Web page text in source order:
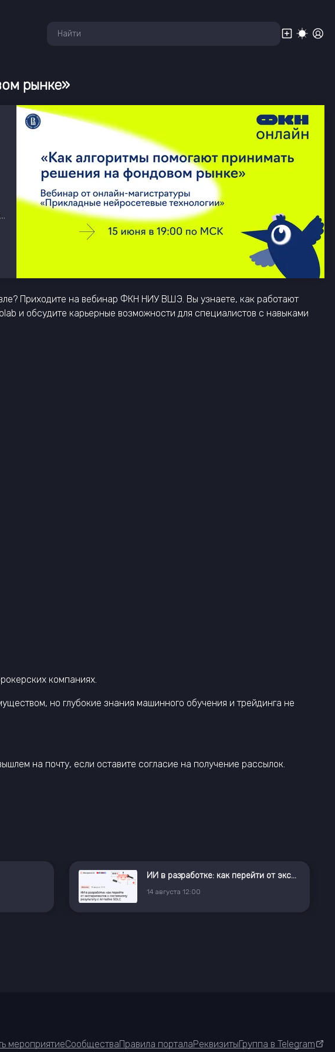
рынке»
https://www.hse.ru/ma/bigdata-analytics/announcements/1163885010.html?utm_source=aggregator&utm_medium=it-event-hub&utm_campaign=stock-market-algorithms
Приходите на вебинар ФКН НИУ ВШЭ. Вы узнаете, как работают
и обсудите карьерные возможности для специалистов с навыками
компаниях.
но глубокие знания машинного обучения и трейдинга не
на почту, если оставите согласие на получение рассылок.
ИИ в разработке: как перейти от экспериментов к системному результату с AI⁠-⁠native SDLC
14 августа 12:00
мероприятиеСообществаПравила порталаРеквизитыГруппа в Telegram